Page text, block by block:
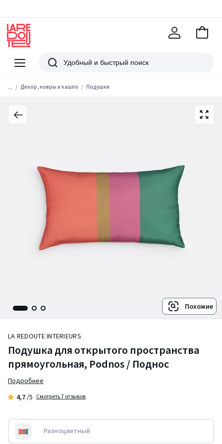
Меню
Redoute
Поиск
В
... Декор, ковры и кашпо Подушки
Похожие
LA REDOUTE INTERIEURS
Подушка для открытого пространства
прямоугольная, Podnos / Поднос
Подробнее
4,7 /5 Смотреть 7 отзывов
Разноцветный